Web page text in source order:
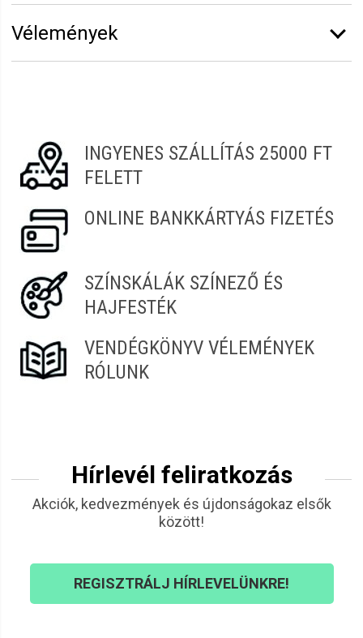
Hosszúság:
Vélemények
INGYENES SZÁLLÍTÁS 25000 FT
FELETT
ONLINE BANKKÁRTYÁS FIZETÉS
SZÍNSKÁLÁK SZÍNEZŐ ÉS
HAJFESTÉK
VENDÉGKÖNYV VÉLEMÉNYEK
RÓLUNK
Hírlevél feliratkozás
Akciók, kedvezmények és újdonságokaz elsők
között!
REGISZTRÁLJ HÍRLEVELÜNKRE!